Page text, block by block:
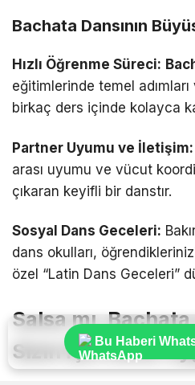
Bachata Dansının
Hızlı Öğrenme Süreci:
eğitimlerinde temel
birkaç ders içinde kolayca
Partner Uyumu ve İletişim:
arası uyumu ve vücut
çıkaran keyifli bir danstır.
Sosyal Dans Geceleri:
dans okulları,
özel “Latin Dans Geceleri”
Salsa mı,
Sizin İçin Daha
Bu Haberi